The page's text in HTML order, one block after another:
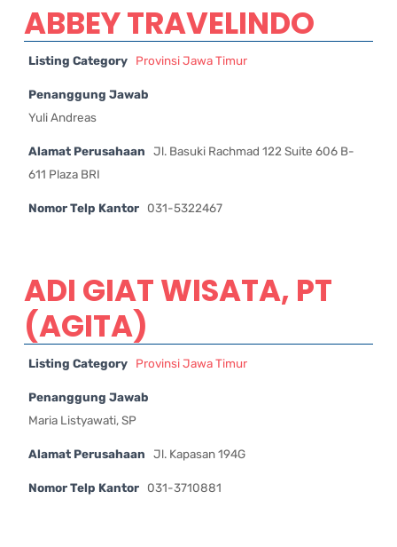
ABBEY TRAVELINDO
Listing Category Provinsi Jawa Timur
Penanggung Jawab
Yuli Andreas
Alamat Perusahaan
Jl. Basuki Rachmad 122 Suite 606 B-
611 Plaza BRI
Nomor Telp Kantor 031-5322467
ADI GIAT WISATA, PT
(AGITA)
Listing Category Provinsi Jawa Timur
Penanggung Jawab
Maria Listyawati, SP
Alamat Perusahaan Jl. Kapasan 194G
Nomor Telp Kantor 031-3710881